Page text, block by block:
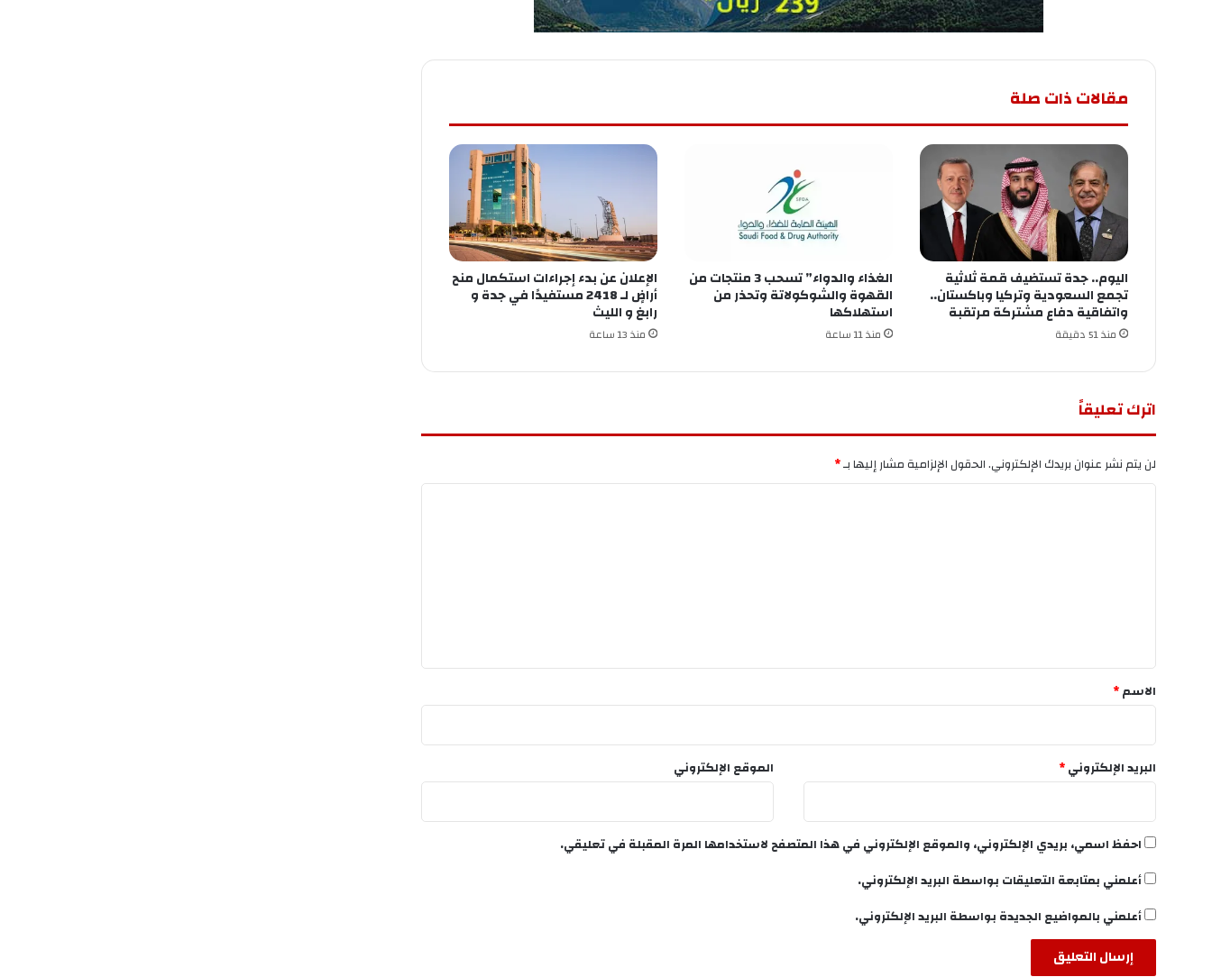
مقالات ذات صلة
اليوم.. جدة تستضيف قمة ثلاثية
تجمع السعودية وتركيا وباكستان..
واتفاقية دفاع مشتركة مرتقبة
منذ 51 دقيقة
الغذاء والدواء” تسحب 3 منتجات من
القهوة والشوكولاتة وتحذر من
استهلاكها
منذ 11 ساعة
الإعلان عن ‏بدء إجراءات استكمال منح
أراضٍ لـ 2418 مستفيدًا في ⁧‫جدة‬⁩ و
منذ 13 ساعة
اترك تعليقاً
لن يتم نشر عنوان بريدك الإلكتروني.الحقول الإلزامية مشار إليها بـ*
*
الاسم*
البريد الإلكتروني* الموقع الإلكتروني
احفظ اسمي، بريدي الإلكتروني، والموقع الإلكتروني في هذا المتصفح لاستخدامها المرة المقبلة في تعليقي.
أعلمني بمتابعة التعليقات بواسطة البريد الإلكتروني.
أعلمني بالمواضيع الجديدة بواسطة البريد الإلكتروني.